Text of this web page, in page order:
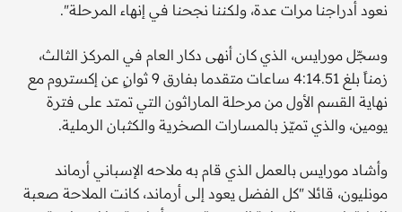
نعود أدراجنا مرات عدة، ولكننا نجحنا في إنهاء المرحلة".
وسجّل مورايس، الذي كان أنهى دكار العام في المركز الثالث،
زمناً بلغ 4:14.51 ساعات متقدما بفارق 9 ثوانٍ عن إكستروم مع
نهاية القسم الأول من مرحلة الماراثون التي تمتد على فترة
يومين، والذي تميّز بالمسارات الصخرية والكثبان الرملية.
وأشاد مورايس بالعمل الذي قام به ملاحه الإسباني أرماند
مونليون، قائلا "كل الفضل يعود إلى أرماند، كانت الملاحة صعبة